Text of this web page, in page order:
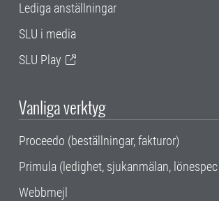
Lediga anställningar
SLU i media
SLU Play
Vanliga verktyg
Proceedo (beställningar, fakturor)
Primula (ledighet, sjukanmälan,
Webbmejl